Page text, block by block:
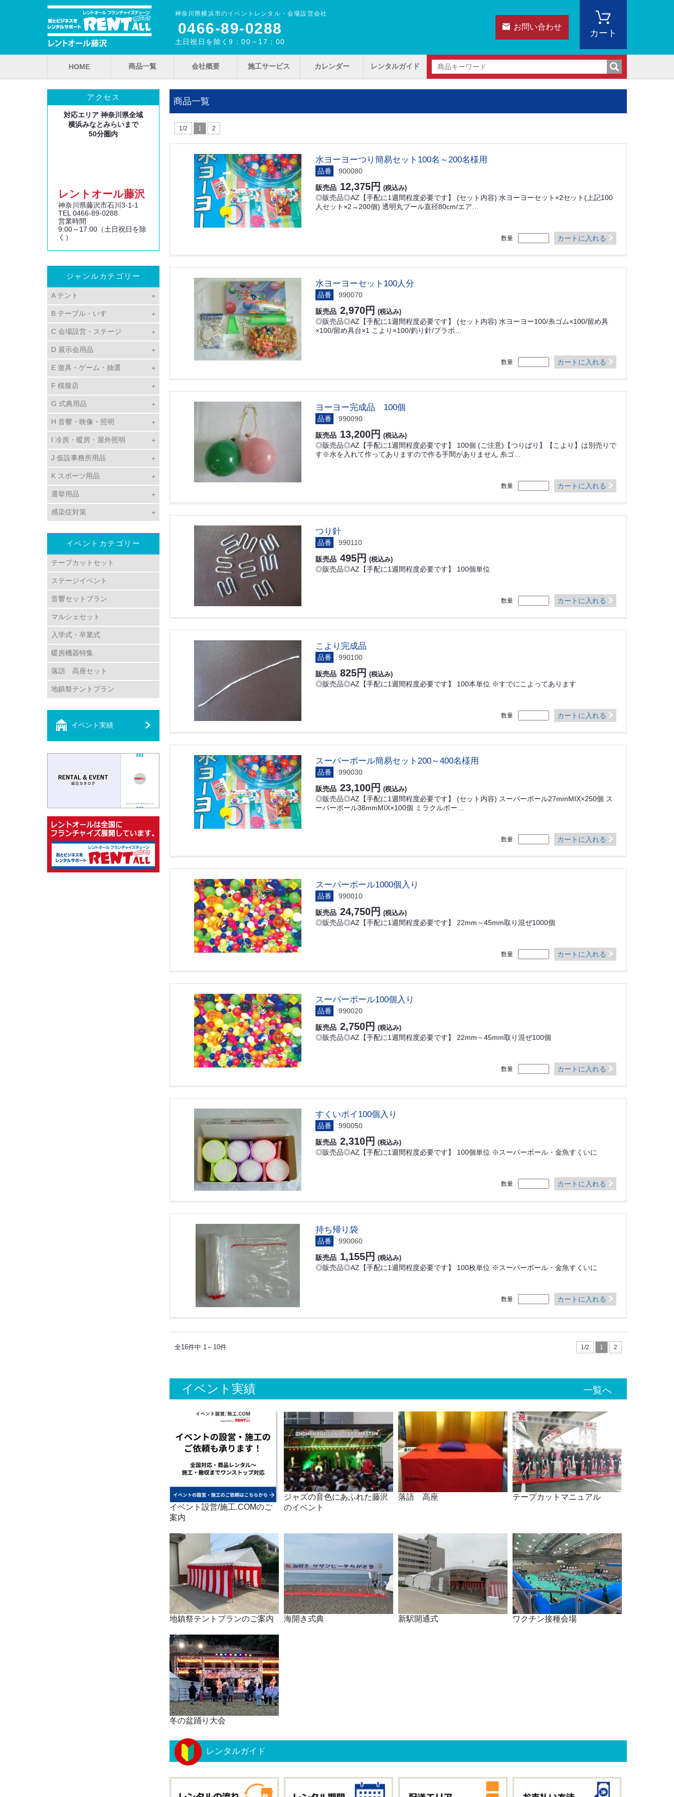
神奈川県横浜市のイベントレンタル・会場設営会社
0466‐89‐0288
土日祝日を除く9：00～17：00
お問い合わせ
カート
HOME 商品一覧 会社概要 施工サービス カレンダー レンタルガイド
アクセス
対応エリア 神奈川県全域
横浜みなとみらいまで
50分圏内
レントオール藤沢
神奈川県藤沢市石川3‐1‐1
TEL 0466‐89‐0288
営業時間
9:00～17:00（土日祝日を除
く）
ジャンルカテゴリー
A テント
B テーブル・いす
C 会場設営・ステージ
D 展示会用品
E 遊具・ゲーム・抽選
F 模擬店
G 式典用品
H 音響・映像・照明
I 冷房・暖房・屋外照明
J 仮設事務所用品
K スポーツ用品
選挙用品
感染症対策
イベントカテゴリー
テープカットセット
ステージイベント
音響セットプラン
マルシェセット
入学式・卒業式
暖房機器特集
落語 高座セット
地鎮祭テントプラン
イベント実績
商品一覧
1/2 1 2
水ヨーヨーつり簡易セット100名～200名様用
品番 900080
販売品 12,375円 (税込み)
◎販売品◎AZ【手配に1週間程度必要です】 (セット内容) 水ヨーヨーセット×2セット(上記100
人セット×2→200個) 透明丸プール直径80cm/エア…
数量 カートに入れる
水ヨーヨーセット100人分
品番 990070
販売品 2,970円 (税込み)
◎販売品◎AZ【手配に1週間程度必要です】 (セット内容) 水ヨーヨー100/糸ゴム×100/留め具
×100/留め具台×1 こより×100/釣り針/プラポ…
数量 カートに入れる
ヨーヨー完成品 100個
品番 990090
販売品 13,200円 (税込み)
◎販売品◎AZ【手配に1週間程度必要です】 100個 (ご注意)【つりばり】【こより】は別売りで
す※水を入れて作ってありますので作る手間がありません 糸ゴ…
数量 カートに入れる
つり針
品番 990110
販売品 495円 (税込み)
◎販売品◎AZ【手配に1週間程度必要です】 100個単位
数量 カートに入れる
こより完成品
品番 990100
販売品 825円 (税込み)
◎販売品◎AZ【手配に1週間程度必要です】 100本単位 ※すでにこよってあります
数量 カートに入れる
スーパーボール簡易セット200～400名様用
品番 990030
販売品 23,100円 (税込み)
◎販売品◎AZ【手配に1週間程度必要です】 (セット内容) スーパーボール27mmMIX×250個 ス
ーパーボール38mmMIX×100個 ミラクルボー…
数量 カートに入れる
スーパーボール1000個入り
品番 990010
販売品 24,750円 (税込み)
◎販売品◎AZ【手配に1週間程度必要です】 22mm～45mm取り混ぜ1000個
数量 カートに入れる
スーパーボール100個入り
品番 990020
販売品 2,750円 (税込み)
◎販売品◎AZ【手配に1週間程度必要です】 22mm～45mm取り混ぜ100個
数量 カートに入れる
すくいポイ100個入り
品番 990050
販売品 2,310円 (税込み)
◎販売品◎AZ【手配に1週間程度必要です】 100個単位 ※スーパーボール・金魚すくいに
数量 カートに入れる
持ち帰り袋
品番 990060
販売品 1,155円 (税込み)
◎販売品◎AZ【手配に1週間程度必要です】 100枚単位 ※スーパーボール・金魚すくいに
数量 カートに入れる
全16件中 1～10件 1/2 1 2
イベント実績 一覧へ
イベント設営/施工.COMのご
案内
ジャズの音色にあふれた藤沢
のイベント
落語 高座 テープカットマニュアル
地鎮祭テントプランのご案内 海開き式典 新駅開通式 ワクチン接種会場
冬の盆踊り大会
レンタルガイド